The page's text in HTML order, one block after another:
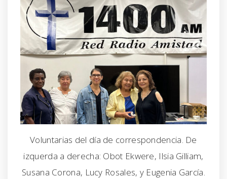
Voluntarias del día de correspondencia. De
izquerda a derecha: Obot Ekwere, Ilsia Gilliam,
Susana Corona, Lucy Rosales, y Eugenia García.